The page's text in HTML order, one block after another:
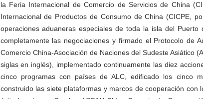
la Feria Internacional de Comercio de Servicios de China
Internacional de Productos de Consumo de China (CICPE,
operaciones aduaneras especiales de toda la isla del
completamente las negociaciones y firmado el Protocolo de
Comercio China-Asociación de Naciones del Sudeste Asiático
siglas en inglés), implementado continuamente las diez
cinco programas con países de ALC, edificado los cinco
construido las siete plataformas y marcos de cooperación